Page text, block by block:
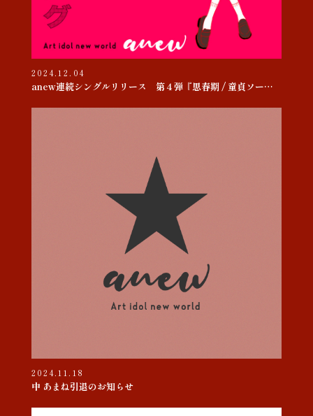
2024.12.04
anew連続シングルリリース 第４弾『思春期 / 童貞ソー・ヤング』
2024.11.18
中 あまね引退のお知らせ